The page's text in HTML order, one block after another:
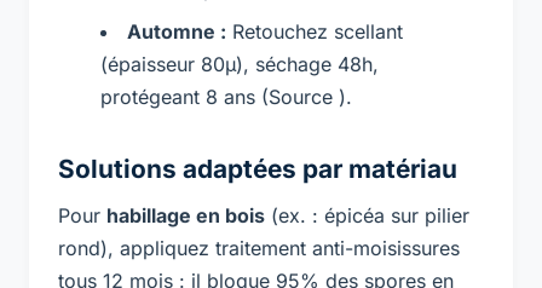
Automne : Retouchez scellant
(épaisseur 80µ), séchage 48h,
protégeant 8 ans (Source ).
Solutions adaptées par matériau
Pour habillage en bois (ex. : épicéa sur pilier
rond), appliquez traitement anti-moisissures
tous 12 mois : il bloque 95% des spores en